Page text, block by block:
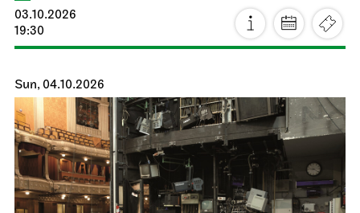
03.10.2026
19:30
Sun, 04.10.2026